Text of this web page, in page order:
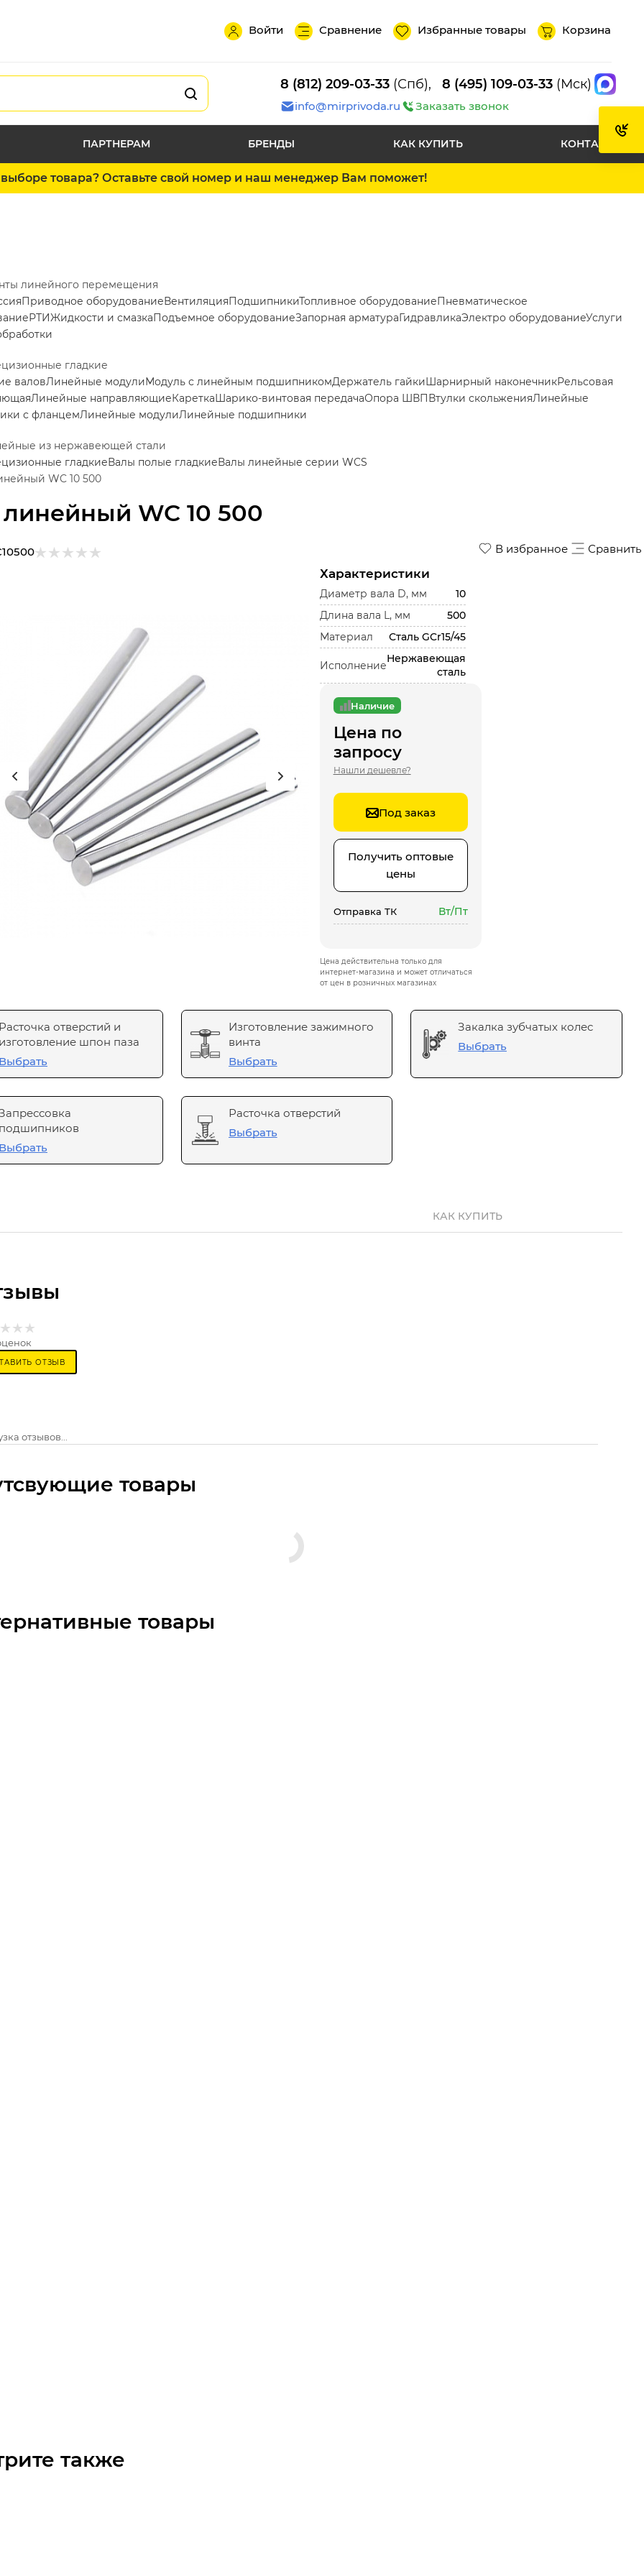
Войти Сравнение Избранные товары Корзина
8 (812) 209-03-33 (Спб), 8 (495) 109-03-33 (Мск)
info@mirprivoda.ru Заказать звонок
ПАРТНЕРАМ БРЕНДЫ КАК КУПИТЬ КОНТАКТЫ
товара? Оставьте свой номер и наш менеджер Вам поможет!
WC 10 500
линейного перемещения
Приводное оборудованиеВентиляцияПодшипникиТопливное оборудованиеПневматическое
РТИЖидкости и смазкаПодъемное оборудованиеЗапорная арматураГидравликаЭлектро оборудованиеУслуги
гладкие
валовЛинейные модулиМодуль с линейным подшипникомДержатель гайкиШарнирный наконечникРельсовая
Линейные направляющиеКареткаШарико-винтовая передачаОпора ШВПВтулки скольженияЛинейные
с фланцемЛинейные модулиЛинейные подшипники
из нержавеющей стали
гладкиеВалы полые гладкиеВалы линейные серии WCS
WC 10 500
В избранное Сравнить
Характеристики
Диаметр вала D, мм
10
Длина вала L, мм
500
Материал
Сталь GCr15/45
Исполнение
Нержавеющая
сталь
Наличие
Цена по
запросу
Нашли дешевле?
Под заказ
Получить оптовые
цены
Отправка ТК Вт/Пт
Цена действительна только для
интернет-магазина и может отличаться
от цен в розничных магазинах
отверстий и
шпон паза
Изготовление зажимного
винта
Выбрать
Закалка зубчатых колес
Выбрать
Расточка отверстий
Выбрать
КАК КУПИТЬ
ОТЗЫВ
отзывов...
товары
товары
также